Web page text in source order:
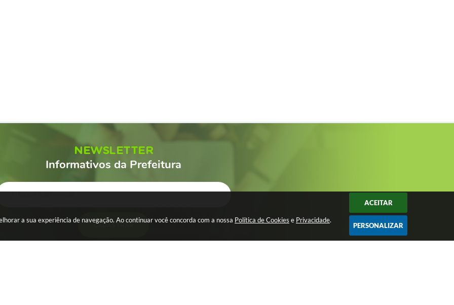
a sua experiência de navegação. Ao continuar você concorda com a nossa Política de Cookies e Privacidade.
ACEITAR
PERSONALIZAR
NEWSLETTER
Informativos da Prefeitura
CADASTRAR